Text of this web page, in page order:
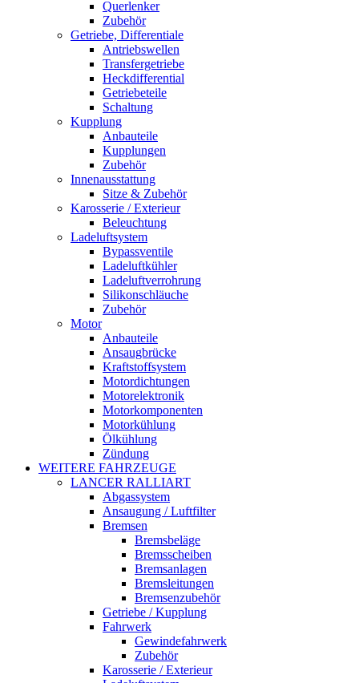
Querlenker
Zubehör
Getriebe, Differentiale
Antriebswellen
Transfergetriebe
Heckdifferential
Getriebeteile
Schaltung
Kupplung
Anbauteile
Kupplungen
Zubehör
Innenausstattung
Sitze & Zubehör
Karosserie / Exterieur
Beleuchtung
Ladeluftsystem
Bypassventile
Ladeluftkühler
Ladeluftverrohrung
Silikonschläuche
Zubehör
Motor
Anbauteile
Ansaugbrücke
Kraftstoffsystem
Motordichtungen
Motorelektronik
Motorkomponenten
Motorkühlung
Ölkühlung
Zündung
WEITERE FAHRZEUGE
LANCER RALLIART
Abgassystem
Ansaugung / Luftfilter
Bremsen
Bremsbeläge
Bremsscheiben
Bremsanlagen
Bremsleitungen
Bremsenzubehör
Getriebe / Kupplung
Fahrwerk
Gewindefahrwerk
Zubehör
Karosserie / Exterieur